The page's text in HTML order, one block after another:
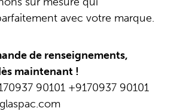
avec votre marque.
de renseignements,
maintenant !
90101 +9170937 90101